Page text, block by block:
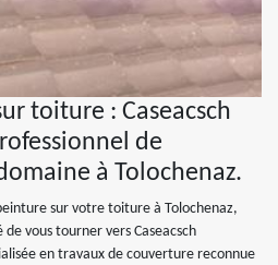
toiture : Caseacsch
de
à Tolochenaz.
sur votre toiture à Tolochenaz,
vous tourner vers Caseacsch
en travaux de couverture reconnue